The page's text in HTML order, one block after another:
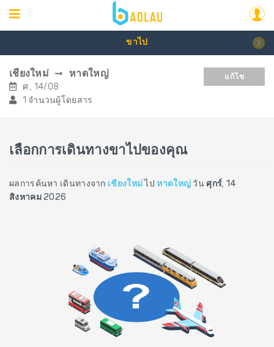
ขาไป
เชียงใหม่ หาดใหญ่
ศ., 14/08
1 จำนวนผู้โดยสาร
แก้ไข
เลือกการเดินทางขาไปของคุณ
ผลการค้นหา เดินทางจาก เชียงใหม่ ไปหาดใหญ่ วันศุกร์, 14
สิงหาคม 2026